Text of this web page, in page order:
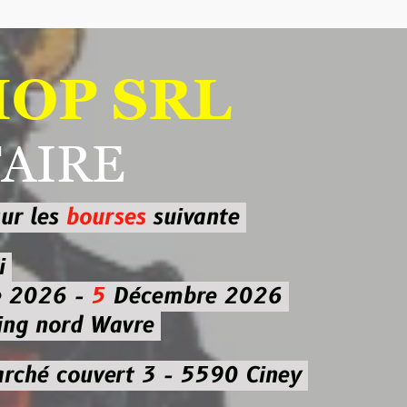
SRL
suivante
5Décembre 2026
Wavre
3 - 5590 Ciney